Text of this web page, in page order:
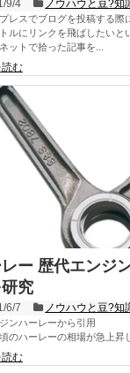
9/4 ノウハウと豆?知
レスでブログを投稿する際
ルにリンクを飛ばしたいと
ットで拾った記事を...
む
ー 歴代エンジ
究
6/7 ノウハウと豆?知
ジンハーレーから引
のハーレーの相場が急上昇
む